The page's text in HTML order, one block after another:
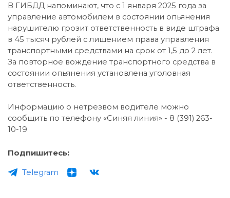
В ГИБДД напоминают, что с 1 января 2025 года за
управление автомобилем в состоянии опьянения
нарушителю грозит ответственность в виде штрафа
в 45 тысяч рублей с лишением права управления
транспортными средствами на срок от 1,5 до 2 лет.
За повторное вождение транспортного средства в
состоянии опьянения установлена уголовная
ответственность.
Информацию о нетрезвом водителе можно
сообщить по телефону «Синяя линия» - 8 (391) 263-
10-19
Подпишитесь:
Telegram